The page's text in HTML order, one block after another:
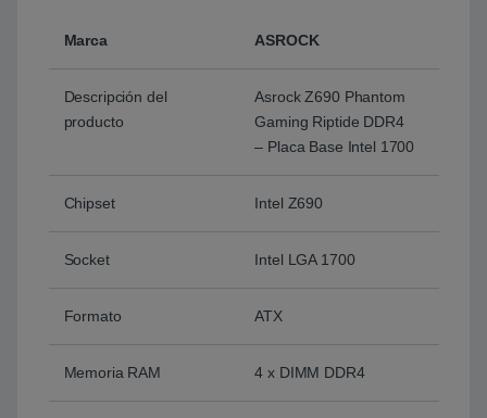
Marca ASROCK
Descripción del
producto
Asrock Z690 Phantom
Gaming Riptide DDR4
– Placa Base Intel 1700
Chipset Intel Z690
Socket Intel LGA 1700
Formato ATX
Memoria RAM 4 x DIMM DDR4